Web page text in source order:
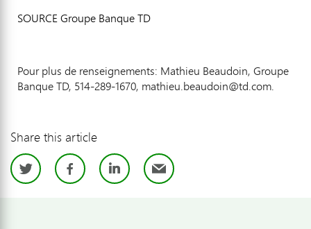
SOURCE Groupe Banque TD
Pour plus de renseignements: Mathieu Beaudoin, Groupe
Banque TD, 514-289-1670, mathieu.beaudoin@td.com.
Share this article
TwitterFacebook
LinkedIn
Email